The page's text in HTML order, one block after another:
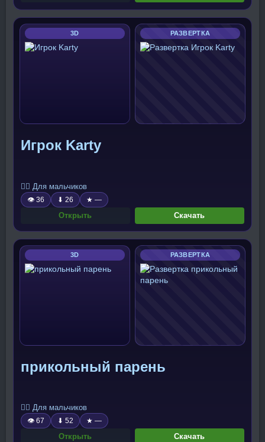
3D РАЗВЕРТКА
Игрок Karty
🧍‍♂️ Для мальчиков
👁 36 ⬇ 26 ★ —
Открыть Скачать
3D РАЗВЕРТКА
прикольный парень
🧍‍♂️ Для мальчиков
👁 67 ⬇ 52 ★ —
Открыть Скачать